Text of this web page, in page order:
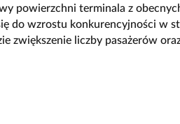
powierzchni terminala z
do wzrostu konkurencyjności w
zwiększenie liczby pasażerów